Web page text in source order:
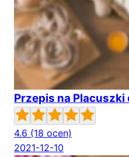
Przepis na Placuszki
4.6 (18 ocen)
2021-12-10